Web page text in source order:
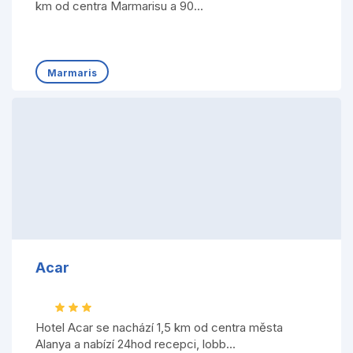
km od centra Marmarisu a 90...
Marmaris
Acar
Hotel Acar se nachází 1,5 km od centra města
Alanya a nabízí 24hod recepci, lobb...